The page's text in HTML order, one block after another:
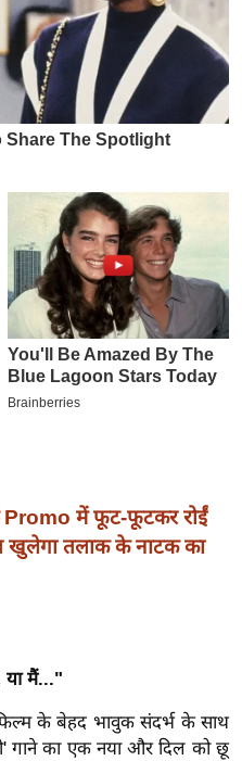
में फूट-फूटकर रोईं
तलाक के नाटक का
या मैं..."
के बेहद भावुक संदर्भ के साथ
गाने का एक नया और दिल को छू